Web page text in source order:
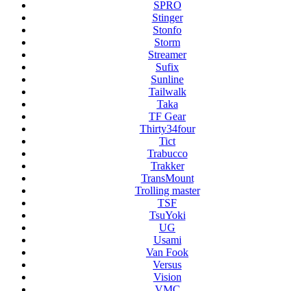
SPRO
Stinger
Stonfo
Storm
Streamer
Sufix
Sunline
Tailwalk
Taka
TF Gear
Thirty34four
Tict
Trabucco
Trakker
TransMount
Trolling master
TSF
TsuYoki
UG
Usami
Van Fook
Versus
Vision